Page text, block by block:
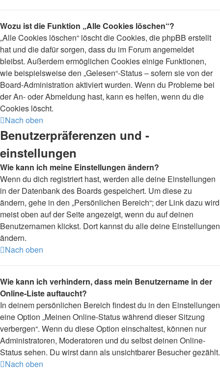
Wozu ist die Funktion „Alle Cookies löschen“?
„Alle Cookies löschen“ löscht die Cookies, die phpBB erstellt
hat und die dafür sorgen, dass du im Forum angemeldet
bleibst. Außerdem ermöglichen Cookies einige Funktionen,
wie beispielsweise den „Gelesen“-Status – sofern sie von der
Board-Administration aktiviert wurden. Wenn du Probleme bei
der An- oder Abmeldung hast, kann es helfen, wenn du die
Cookies löscht.
Nach oben
Benutzerpräferenzen und -
einstellungen
Wie kann ich meine Einstellungen ändern?
Wenn du dich registriert hast, werden alle deine Einstellungen
in der Datenbank des Boards gespeichert. Um diese zu
ändern, gehe in den „Persönlichen Bereich“; der Link dazu wird
meist oben auf der Seite angezeigt, wenn du auf deinen
Benutzernamen klickst. Dort kannst du alle deine Einstellungen
ändern.
Nach oben
Wie kann ich verhindern, dass mein Benutzername in der
Online-Liste auftaucht?
In deinem persönlichen Bereich findest du in den Einstellungen
eine Option „Meinen Online-Status während dieser Sitzung
verbergen“. Wenn du diese Option einschaltest, können nur
Administratoren, Moderatoren und du selbst deinen Online-
Status sehen. Du wirst dann als unsichtbarer Besucher gezählt.
Nach oben